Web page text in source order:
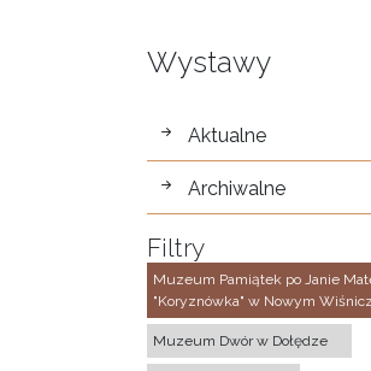
Wystawy
wystawy
Aktualne
Archiwalne
Filtry
Muzeum Pamiątek po Janie
"Koryznówka" w Nowym
Muzeum Dwór w Dołędze